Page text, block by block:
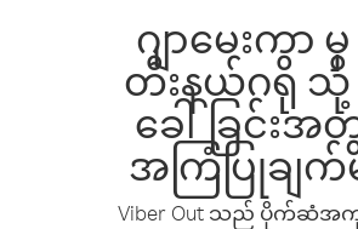
ဂျာမေးကာ
တီးနယ်ဂရို သို့
ခေါ်ခြင်း
အကြံပြုချက်မ
Viber Out သည် ပိုက်ဆံအ